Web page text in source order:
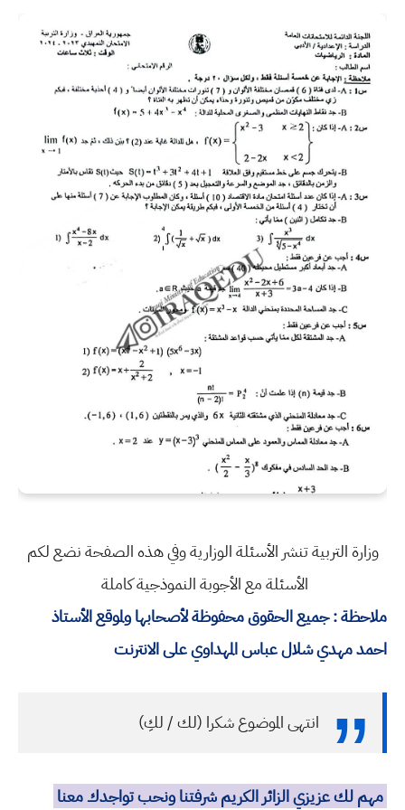
وزارة التربية تنشر الأسئلة الوزارية وفي هذه الصفحة نضع لكم
الأسئلة مع الأجوبة النموذجية كاملة
ملاحظة : جميع الحقوق محفوظة لأصحابها ولموقع الأستاذ
احمد مهدي شلال عباس المهداوي على الانترنت
انتهى الموضوع شكرا (لك / لكِ)
مهم لك عزيزي الزائر الكريم شرفتنا ونحب تواجدك معنا